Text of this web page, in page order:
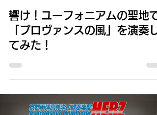
響け！ユーフォニアムの聖地で
「プロヴァンスの風」を演奏し
てみた！